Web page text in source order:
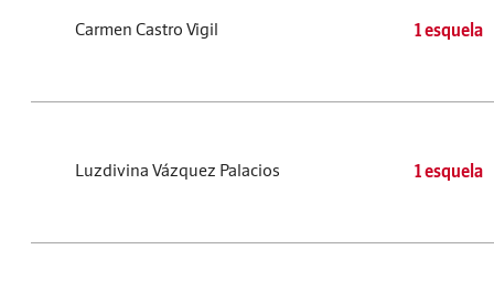
Carmen Castro Vigil 1 esquela
Luzdivina Vázquez Palacios 1 esquela